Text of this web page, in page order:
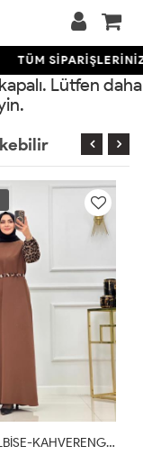
TÜM
Lütfen daha
LİNEL ELBİSE-KAHVERENGİ Kahverengi